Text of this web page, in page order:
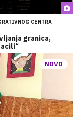
CENTRA
granica,
NOVO